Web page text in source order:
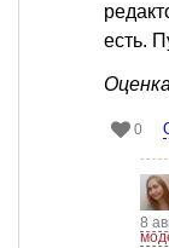
есть.
0
8